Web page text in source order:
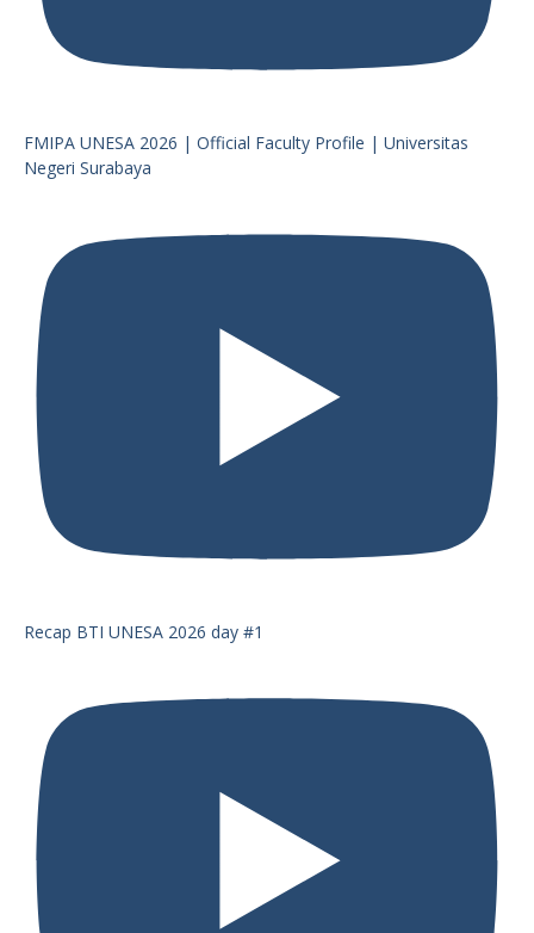
FMIPA UNESA 2026 | Official Faculty Profile | Universitas
Negeri Surabaya
Recap BTI UNESA 2026 day #1